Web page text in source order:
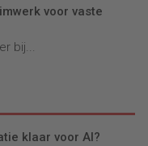
voor vaste
bij...
klaar voor AI?